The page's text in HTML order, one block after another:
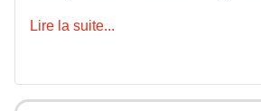
Lire la suite...